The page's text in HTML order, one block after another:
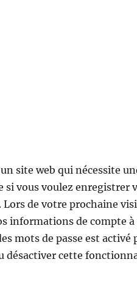
site web qui nécessite
si vous voulez enregistrer
Lors de votre prochaine
informations de compte à
mots de passe est activé
désactiver cette